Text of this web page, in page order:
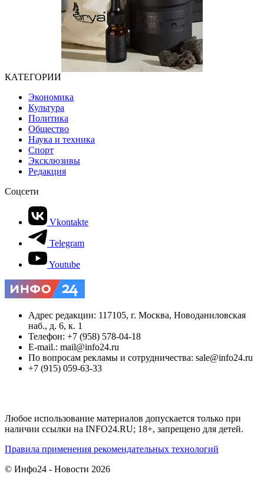
КАТЕГОРИИ
Экономика
Культура
Политика
Общество
Наука и техника
Спорт
Эксклюзивы
Редакция
Соцсети
Vkontakte
Telegram
Youtube
Адрес редакции: 117105, г. Москва, Новоданиловская
наб., д. 6, к. 1
Телефон: +7 (958) 578-04-18
E-mail.: mail@info24.ru
По вопросам рекламы и сотрудничества: sale@info24.ru
+7 (915) 059-63-33
Любое использование материалов допускается только при
наличии ссылки на INFO24.RU; 18+, запрещено для детей.
Правила применения рекомендательных технологий
© Инфо24 - Новости 2026